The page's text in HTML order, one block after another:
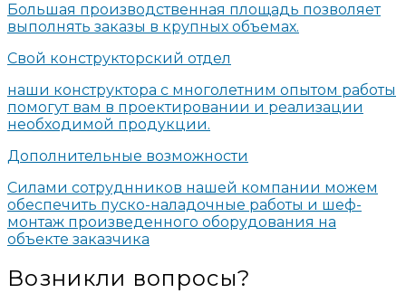
Большая производственная площадь позволяет
выполнять заказы в крупных объемах.
Свой конструкторский отдел
наши конструктора с многолетним опытом работы
помогут вам в проектировании и реализации
необходимой продукции.
Дополнительные возможности
Силами сотруднников нашей компании можем
обеспечить пуско-наладочные работы и шеф-
монтаж произведенного оборудования на
объекте заказчика
Возникли вопросы?